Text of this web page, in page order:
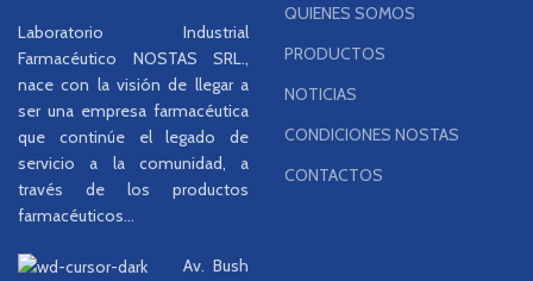
Laboratorio Industrial
Farmacéutico NOSTAS SRL.,
nace con la visión de llegar a
ser una empresa farmacéutica
que continúe el legado de
servicio a la comunidad, a
través de los productos
farmacéuticos...
Av. Bush
QUIENES SOMOS
PRODUCTOS
NOTICIAS
CONDICIONES NOSTAS
CONTACTOS